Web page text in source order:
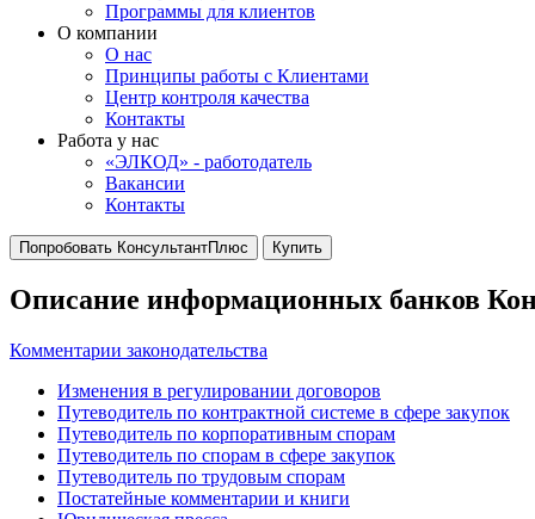
Программы для клиентов
О компании
О нас
Принципы работы с Клиентами
Центр контроля качества
Контакты
Работа у нас
«ЭЛКОД» - работодатель
Вакансии
Контакты
Попробовать КонсультантПлюс Купить
Описание информационных банков
Комментарии законодательства
Изменения в регулировании договоров
Путеводитель по контрактной системе в сфере закупок
Путеводитель по корпоративным спорам
Путеводитель по спорам в сфере закупок
Путеводитель по трудовым спорам
Постатейные комментарии и книги